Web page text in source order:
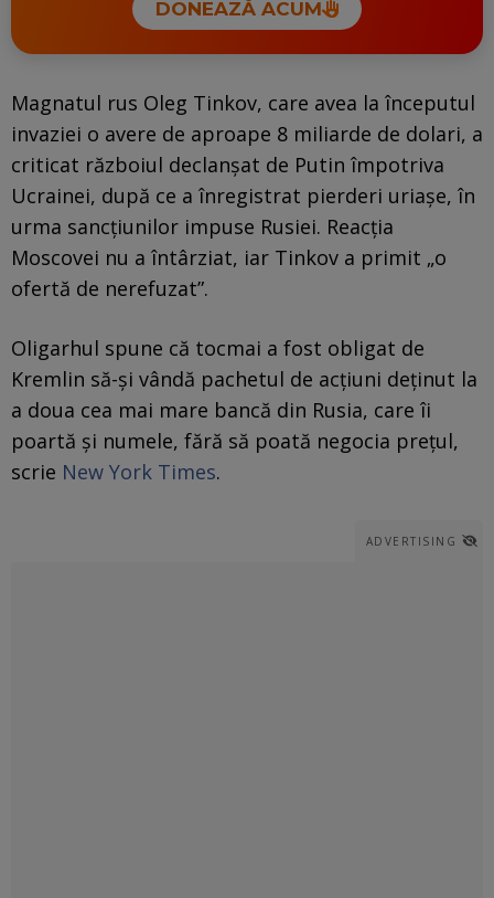
DONEAZĂ ACUM
Magnatul rus Oleg Tinkov, care avea la începutul
invaziei o avere de aproape 8 miliarde de dolari, a
criticat războiul declanșat de Putin împotriva
Ucrainei, după ce a înregistrat pierderi uriașe, în
urma sancțiunilor impuse Rusiei. Reacția
Moscovei nu a întârziat, iar Tinkov a primit „o
ofertă de nerefuzat”.
Oligarhul spune că tocmai a fost obligat de
Kremlin să-și vândă pachetul de acțiuni deținut la
a doua cea mai mare bancă din Rusia, care îi
poartă și numele, fără să poată negocia prețul,
scrie New York Times.
ADVERTISING